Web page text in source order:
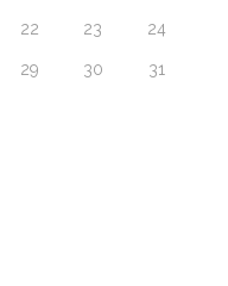
22 23 24
29 30 31